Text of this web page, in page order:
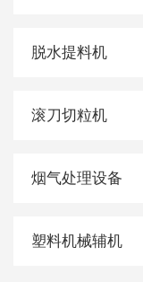
脱水提料机
滚刀切粒机
烟气处理设备
塑料机械辅机